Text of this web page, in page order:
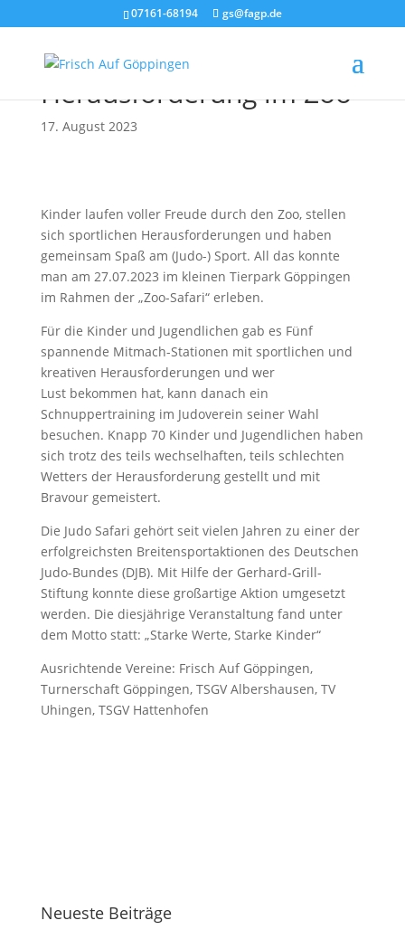
07161-68194 gs@fagp.de
Judo: Sportliche
Herausforderung im Zoo
17. August 2023
Kinder laufen voller Freude durch den Zoo, stellen
sich sportlichen Herausforderungen und haben
gemeinsam Spaß am (Judo-) Sport. All das konnte
man am 27.07.2023 im kleinen Tierpark Göppingen
im Rahmen der „Zoo-Safari“ erleben.
Für die Kinder und Jugendlichen gab es Fünf
spannende Mitmach-Stationen mit sportlichen und
kreativen Herausforderungen und wer
Lust bekommen hat, kann danach ein
Schnuppertraining im Judoverein seiner Wahl
besuchen. Knapp 70 Kinder und Jugendlichen haben
sich trotz des teils wechselhaften, teils schlechten
Wetters der Herausforderung gestellt und mit
Bravour gemeistert.
Die Judo Safari gehört seit vielen Jahren zu einer der
erfolgreichsten Breitensportaktionen des Deutschen
Judo-Bundes (DJB). Mit Hilfe der Gerhard-Grill-
Stiftung konnte diese großartige Aktion umgesetzt
werden. Die diesjährige Veranstaltung fand unter
dem Motto statt: „Starke Werte, Starke Kinder“
Ausrichtende Vereine: Frisch Auf Göppingen,
Turnerschaft Göppingen, TSGV Albershausen, TV
Uhingen, TSGV Hattenhofen
Neueste Beiträge